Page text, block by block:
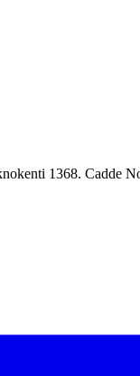
1368. Cadde